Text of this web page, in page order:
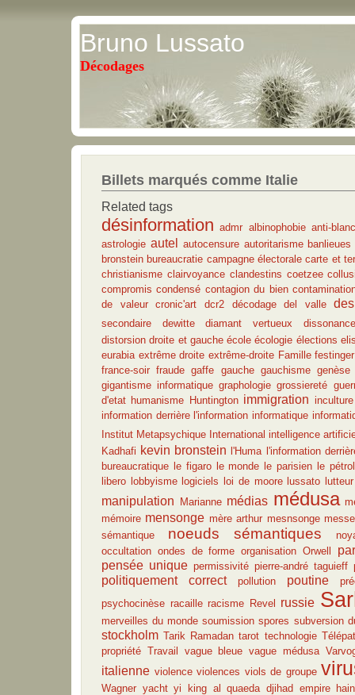
Bruno Lussato
Décodages
Billets marqués comme Italie
Related tags
désinformation admr albinophobie anti-
astrologie autel autocensure autoritarisme banlieues
bronstein bureaucratie campagne électorale carte et
christianisme clairvoyance clandestins coetzee
compromis condensé contagion du bien
de valeur
cronic'art dcr2 décodage del valle
secondaire dewitte diamant vertueux
distorsion droite et gauche école écologie élections
eurabia extrême droite extrême-droite Famille festinger
france-soir fraude gaffe gauche gauchisme
gigantisme informatique graphologie grossiereté
d'etat humanisme Huntington immigration inculture
information derrière l'information informatique
Institut Metapsychique International intelligence
Kadhafi kevin bronstein l'Huma l'information
bureaucratique le figaro le monde le parisien le
libero lobbyisme logiciels loi de moore lussato lutteur
manipulation Marianne médias médusa
mémoire mensonge mère arthur mesnsonge
sémantique
noeuds sémantiques
occultation ondes de forme organisation Orwell
pensée unique permissivité pierre-andré taguieff
politiquement correct pollution poutine
psychocinèse racaille racisme Revel russie
merveilles du monde soumission spores subversion
stockholm Tarik Ramadan tarot technologie
propriété Travail vague bleue vague médusa
italienne violence violences viols de groupe
Wagner yacht yi king al quaeda djihad empire